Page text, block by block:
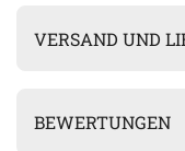
VERSAND UND
BEWERTUNGEN